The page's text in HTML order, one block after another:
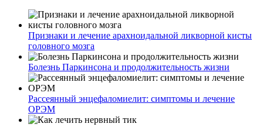
Признаки и лечение арахноидальной ликворной кисты
головного мозга
Болезнь Паркинсона и продолжительность жизни
Рассеянный энцефаломиелит: симптомы и лечение
ОРЭМ